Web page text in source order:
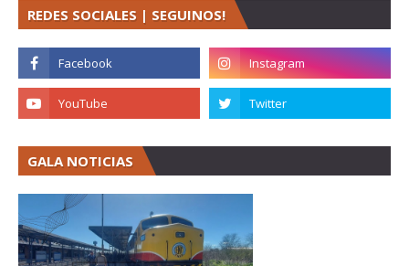
REDES SOCIALES | SEGUINOS!
GALA NOTICIAS